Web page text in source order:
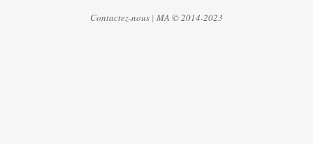
Contactez-nous | MA © 2014-2023